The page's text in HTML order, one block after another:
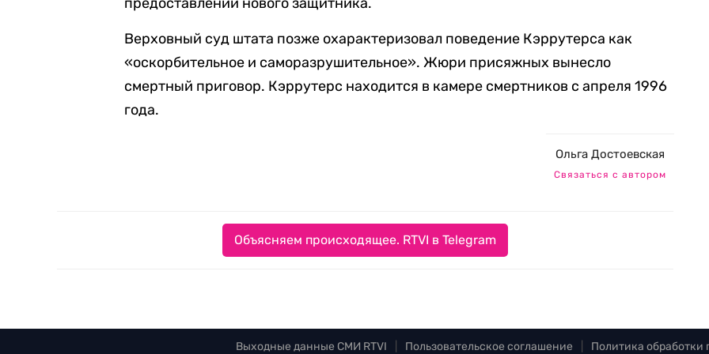
Верховный суд штата позже охарактеризовал поведение Кэррутерса как
«оскорбительное и саморазрушительное». Жюри присяжных вынесло
смертный приговор. Кэррутерс находится в камере смертников с апреля 1996
года.
Ольга Достоевская
Связаться с автором
Объясняем происходящее. RTVI в Telegram
Выходные данные СМИ RTVI Пользовательское соглашение Политика